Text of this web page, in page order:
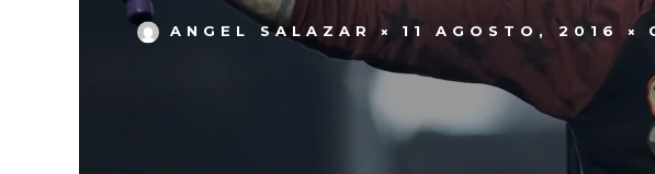
ANGEL SALAZAR 11 AGOSTO, 2016